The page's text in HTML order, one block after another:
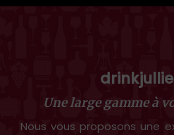
Une large gamme à
Nous vous proposons une